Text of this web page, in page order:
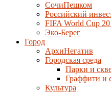
СочиПешком
Российский
FIFA World Cup
Эко-Берег
Город
АрхиНегатив
Городская среда
Парки и
Граффити и
Культура